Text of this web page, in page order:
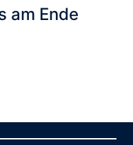
am Ende